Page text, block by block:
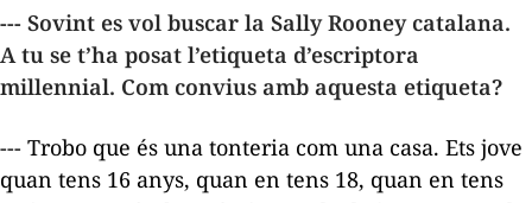
--- Sovint es vol buscar la Sally Rooney catalana.
A tu se t’ha posat l’etiqueta d’escriptora
millennial. Com convius amb aquesta etiqueta?
--- Trobo que és una tonteria com una casa. Ets jove
quan tens 16 anys, quan en tens 18, quan en tens